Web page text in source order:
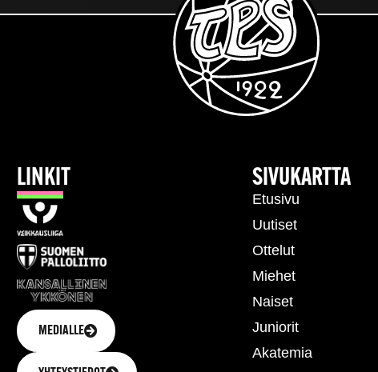
LINKIT
MEDIALLE
SIVUKARTTA
Etusivu
Uutiset
Ottelut
Miehet
Naiset
Juniorit
Akatemia